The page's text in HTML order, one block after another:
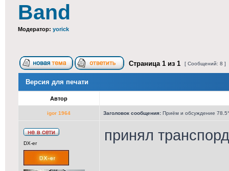
Band
Модератор: yorick
Страница 1 из 1 [ Сообщений: 8 ]
Версия для печати
Автор
igor 1964 Заголовок сообщения: Приём и обсуждение
DX-er принял